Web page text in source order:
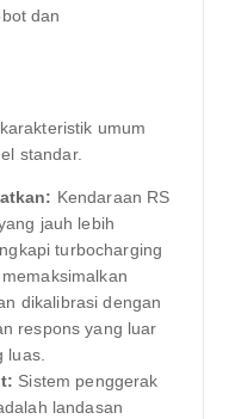
dan
umum
standar.
Kendaraan RS
jauh lebih
turbocharging
dikalibrasi dengan
respons yang luar
luas.
Sistem penggerak
landasan